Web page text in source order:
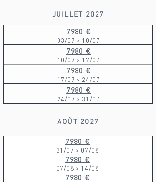
JUILLET 2027
7980 €
03/07 > 10/07
7980 €
10/07 > 17/07
7980 €
17/07 > 24/07
7980 €
24/07 > 31/07
AOÛT 2027
7980 €
31/07 > 07/08
7980 €
07/08 > 14/08
7980 €